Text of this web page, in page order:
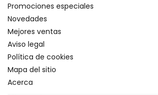
Promociones especiales
Novedades
Mejores ventas
Aviso legal
Política de cookies
Mapa del sitio
Acerca